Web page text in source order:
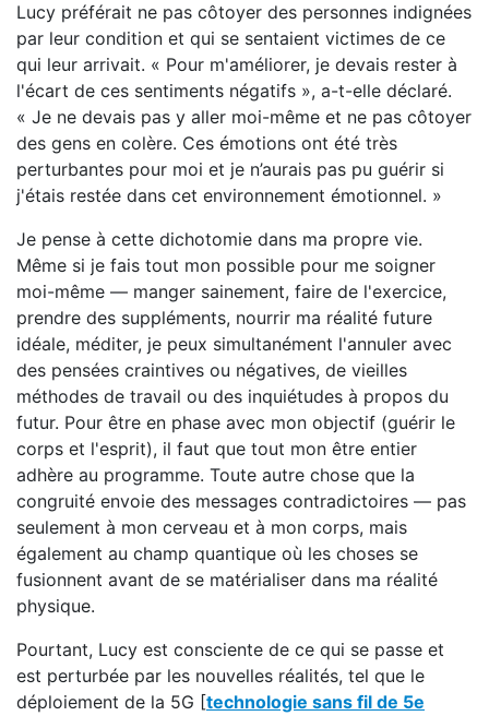
Lucy préférait ne pas côtoyer des personnes indignées
par leur condition et qui se sentaient victimes de ce
qui leur arrivait. « Pour m'améliorer, je devais rester à
l'écart de ces sentiments négatifs », a-t-elle déclaré.
« Je ne devais pas y aller moi-même et ne pas côtoyer
des gens en colère. Ces émotions ont été très
perturbantes pour moi et je n’aurais pas pu guérir si
j'étais restée dans cet environnement émotionnel. »
Je pense à cette dichotomie dans ma propre vie.
Même si je fais tout mon possible pour me soigner
moi-même — manger sainement, faire de l'exercice,
prendre des suppléments, nourrir ma réalité future
idéale, méditer, je peux simultanément l'annuler avec
des pensées craintives ou négatives, de vieilles
méthodes de travail ou des inquiétudes à propos du
futur. Pour être en phase avec mon objectif (guérir le
corps et l'esprit), il faut que tout mon être entier
adhère au programme. Toute autre chose que la
congruité envoie des messages contradictoires — pas
seulement à mon cerveau et à mon corps, mais
également au champ quantique où les choses se
fusionnent avant de se matérialiser dans ma réalité
physique.
Pourtant, Lucy est consciente de ce qui se passe et
est perturbée par les nouvelles réalités, tel que le
déploiement de la 5G [technologie sans fil de 5e